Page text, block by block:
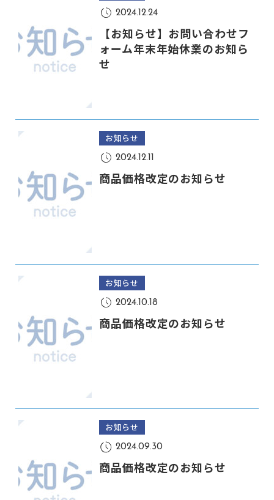
2024.12.24
【お知らせ】お問い合わせフ
ォーム年末年始休業のお知ら
せ
2024.12.11
お知らせ
商品価格改定のお知らせ
2024.10.18
お知らせ
商品価格改定のお知らせ
2024.09.30
お知らせ
商品価格改定のお知らせ